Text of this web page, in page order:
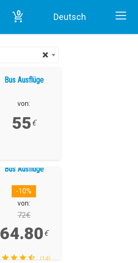
0 Deutsch
Gastronomie in Teneriffa
×
Bus Ausflüge
von:
55 €
Bus Ausflüge
-10%
von:
72€
64.80 €
(14)